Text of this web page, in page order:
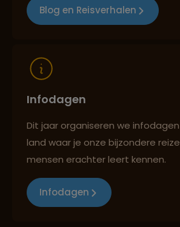
Blog en Reisverhalen
Infodagen
Dit jaar organiseren we
land waar je onze bijzondere
mensen erachter leert kennen.
Infodagen